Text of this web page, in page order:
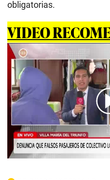
obligatorias.
VIDEO
00:00/05:15